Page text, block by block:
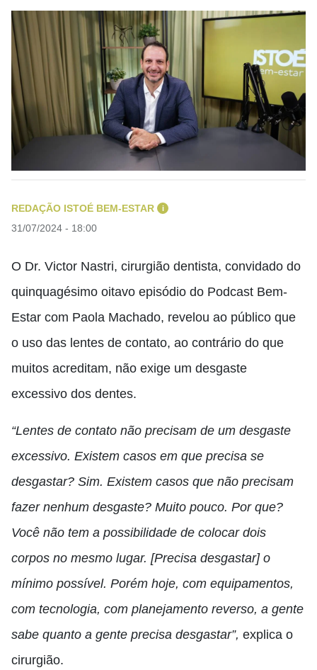
REDAÇÃO ISTOÉ BEM-ESTAR i
31/07/2024 - 18:00
O Dr. Victor Nastri, cirurgião dentista, convidado do
quinquagésimo oitavo episódio do Podcast Bem-
Estar com Paola Machado, revelou ao público que
o uso das lentes de contato, ao contrário do que
muitos acreditam, não exige um desgaste
excessivo dos dentes.
“Lentes de contato não precisam de um desgaste
excessivo. Existem casos em que precisa se
desgastar? Sim. Existem casos que não precisam
fazer nenhum desgaste? Muito pouco. Por que?
Você não tem a possibilidade de colocar dois
corpos no mesmo lugar. [Precisa desgastar] o
mínimo possível. Porém hoje, com equipamentos,
com tecnologia, com planejamento reverso, a gente
sabe quanto a gente precisa desgastar”, explica o
cirurgião.